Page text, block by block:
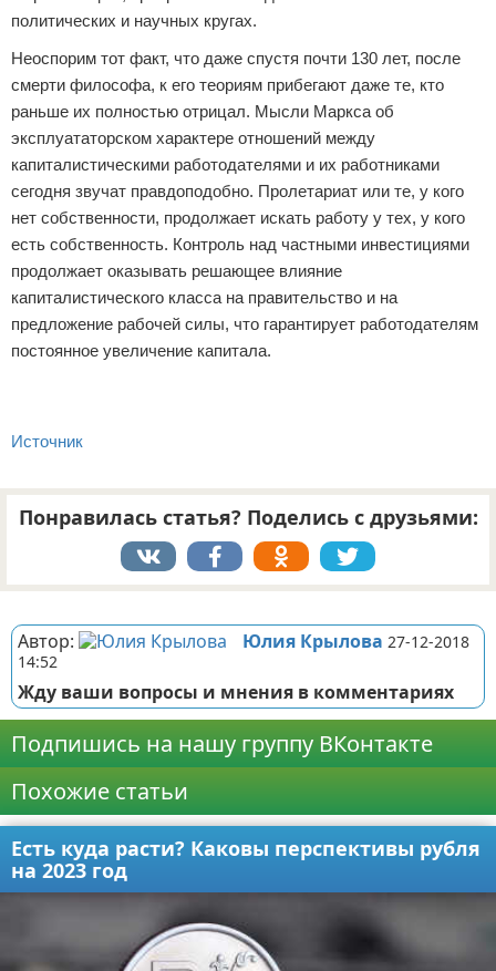
политических и научных кругах.
Неоспорим тот факт, что даже спустя почти 130 лет, после
смерти философа, к его теориям прибегают даже те, кто
раньше их полностью отрицал. Мысли Маркса об
эксплуататорском характере отношений между
капиталистическими работодателями и их работниками
сегодня звучат правдоподобно. Пролетариат или те, у кого
нет собственности, продолжает искать работу у тех, у кого
есть собственность. Контроль над частными инвестициями
продолжает оказывать решающее влияние
капиталистического класса на правительство и на
предложение рабочей силы, что гарантирует работодателям
постоянное увеличение капитала.
Источник
Понравилась статья? Поделись с друзьями:
Автор: Юлия Крылова 27-12-2018
14:52
Жду ваши вопросы и мнения в комментариях
Подпишись на нашу группу ВКонтакте
Похожие статьи
Есть куда расти? Каковы перспективы рубля
на 2023 год